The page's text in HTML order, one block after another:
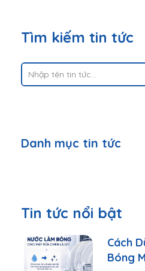
Tìm kiếm tin tức
Danh mục tin tức
Tin tức nổi bật
Cách
Bóng